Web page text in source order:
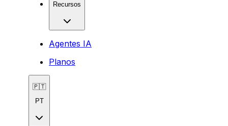
Recursos
Agentes IA
Planos
🇵🇹
PT